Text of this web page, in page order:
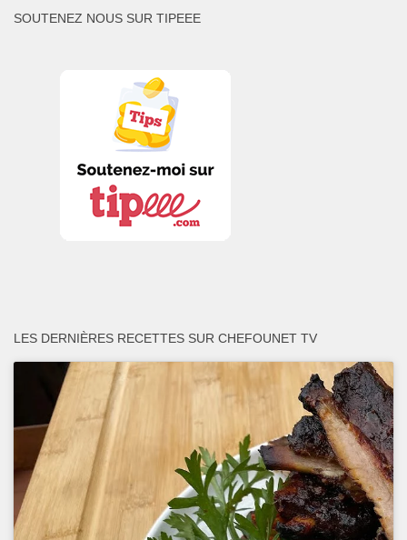
SOUTENEZ NOUS SUR TIPEEE
LES DERNIÈRES RECETTES SUR CHEFOUNET TV